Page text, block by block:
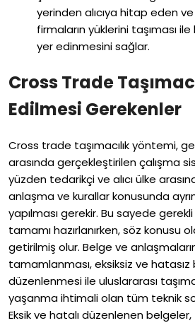
yerinden alıcıya hitap eden
firmaların yüklerini taşıması
yer edinmesini sağlar.
Cross Trade
Edilmesi Gerekenler
Cross trade taşımacılık yöntemi,
arasında gerçekleştirilen çalışma
yüzden tedarikçi ve alıcı ülke
anlaşma ve kurallar konusunda
yapılması gerekir. Bu sayede
tamamı hazırlanırken, söz konusu
getirilmiş olur. Belge ve
tamamlanması, eksiksiz ve hatasız
düzenlenmesi ile uluslararası
yaşanma ihtimali olan tüm teknik
Eksik ve hatalı düzenlenen